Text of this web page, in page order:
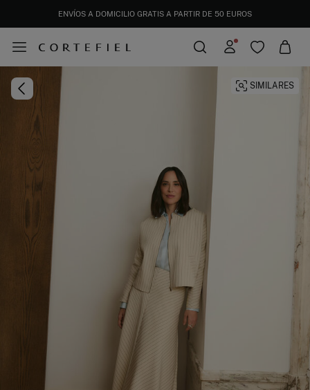
DESCARGA TU APP Y CONSIGUE UN 10% EXTRA DE DESCUENTO. CÓDIGO: APP10
SIMILARES